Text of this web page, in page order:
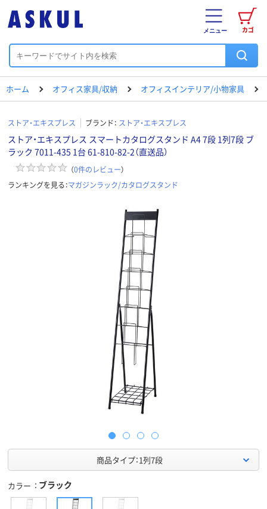
カゴ
メニュー
ホーム オフィス家具/収納 オフィスインテリア/小物家具
ストア・エキスプレス ブランド： ストア・エキスプレス
ストア・エキスプレス スマートカタログスタンド A4 7段 1列7段 ブ
ラック 7011-435 1台 61-810-82-2（直送品）
（0件のレビュー）
ランキングを見る：マガジンラック/カタログスタンド
商品タイプ：1列7段
カラー ブラック